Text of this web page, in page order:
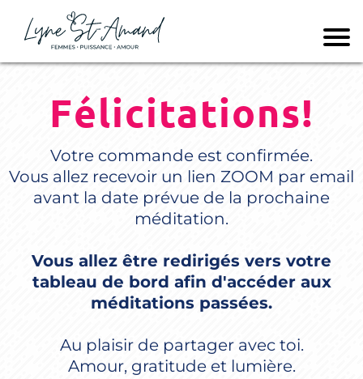
Félicitations!
Votre commande est confirmée.
Vous allez recevoir un lien ZOOM par email
avant la date prévue de la prochaine
méditation.
Vous allez être redirigés vers votre
tableau de bord afin d'accéder aux
méditations passées.
Au plaisir de partager avec toi.
Amour, gratitude et lumière.